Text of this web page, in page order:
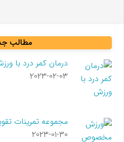
مطالب
درمان کمر درد با
2023-02-03
مجموعه تمرینات
2023-01-30